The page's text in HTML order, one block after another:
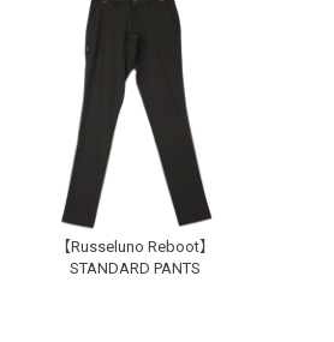
【Russeluno Reboot】
STANDARD PANTS